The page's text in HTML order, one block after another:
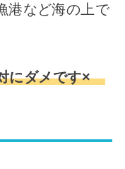
港など海の上で
にダメです×